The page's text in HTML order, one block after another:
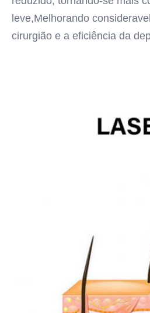
leve,Melhorando
cirurgião e a eficiência da